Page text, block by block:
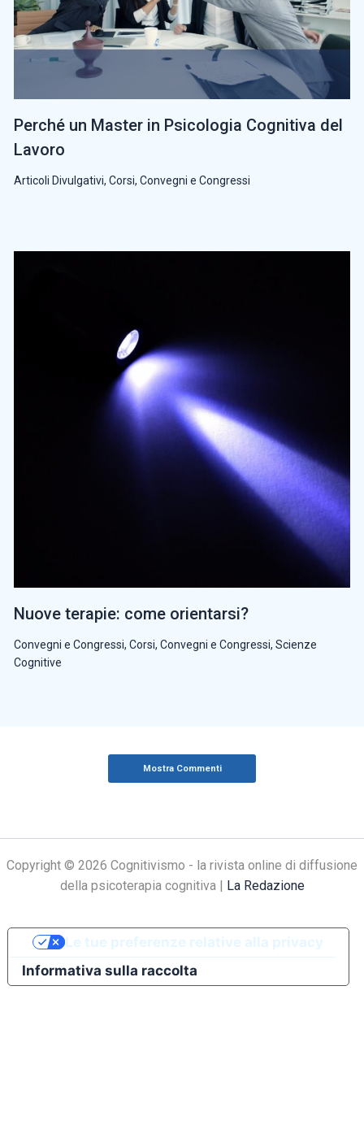
Perché un Master in Psicologia Cognitiva del
Lavoro
Articoli Divulgativi, Corsi, Convegni e Congressi
Nuove terapie: come orientarsi?
Convegni e Congressi, Corsi, Convegni e Congressi, Scienze
Cognitive
Mostra Commenti
Copyright © 2026 Cognitivismo - la rivista online di diffusione
della psicoterapia cognitiva | La Redazione
Informativa sulla raccolta
Le tue preferenze relative alla privacy